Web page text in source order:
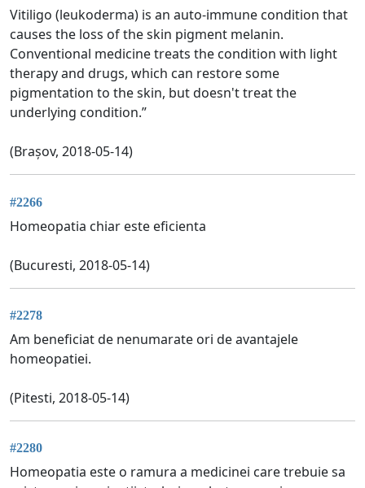
Vitiligo (leukoderma) is an auto-immune condition that
causes the loss of the skin pigment melanin.
Conventional medicine treats the condition with light
therapy and drugs, which can restore some
pigmentation to the skin, but doesn't treat the
underlying condition.”
(Brașov, 2018-05-14)
#2266
Homeopatia chiar este eficienta
(Bucuresti, 2018-05-14)
#2278
Am beneficiat de nenumarate ori de avantajele
homeopatiei.
(Pitesti, 2018-05-14)
#2280
Homeopatia este o ramura a medicinei care trebuie sa